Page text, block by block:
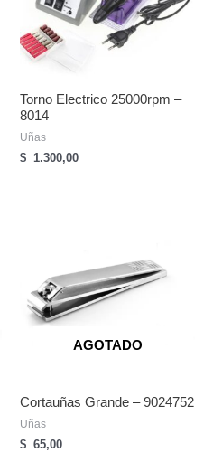
Torno Electrico 25000rpm –
8014
Uñas
$ 1.300,00
AGOTADO
Cortauñas Grande – 9024752
Uñas
$ 65,00